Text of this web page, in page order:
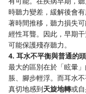
時聽力變差，緩解後會
著時間推移，聽力損失
經性耳聾。因此，早期
可能保護殘存聽力。
4. 耳水不平衡與普通的
最大的區別在於「眩暈
脹、腳步輕浮。而耳水
真切地感到天旋地轉或